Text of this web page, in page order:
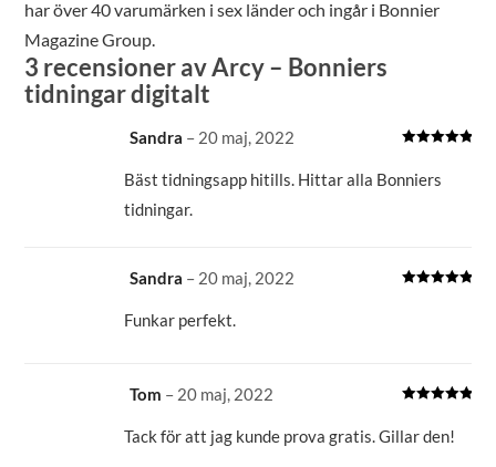
har över 40 varumärken i sex länder och ingår i Bonnier
Magazine Group.
3 recensioner avArcy – Bonniers
tidningar digitalt
Sandra – 20 maj, 2022
Bäst tidningsapp hitills. Hittar alla Bonniers
tidningar.
Sandra – 20 maj, 2022
Funkar perfekt.
Tom – 20 maj, 2022
Tack för att jag kunde prova gratis. Gillar den!